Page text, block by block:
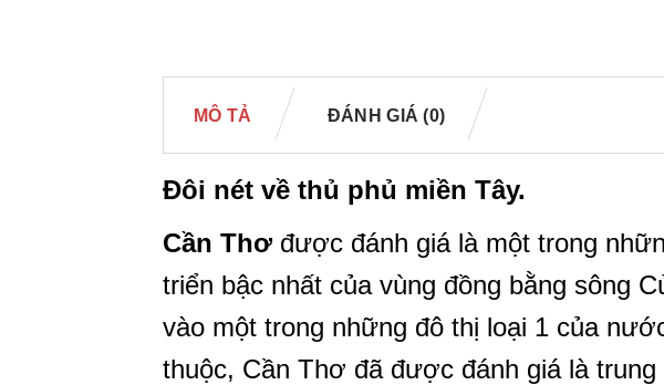
MÔ TẢ ĐÁNH GIÁ (0)
Đôi nét về thủ phủ miền Tây.
Cần Thơ được đánh giá là một trong
triển bậc nhất của vùng đồng bằng sông
vào một trong những đô thị loại 1 của
thuộc, Cần Thơ đã được đánh giá là